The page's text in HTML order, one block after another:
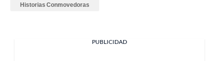
Historias Conmovedoras
PUBLICIDAD